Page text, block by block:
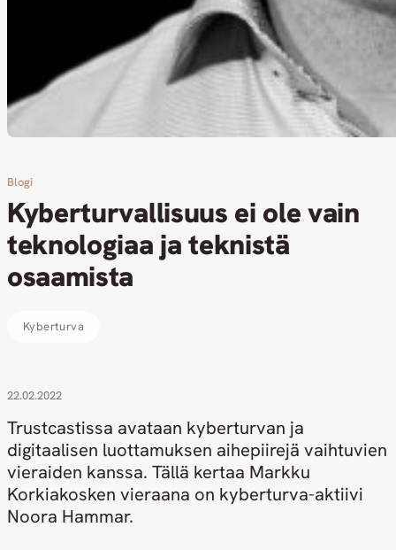
Blogi
Kyberturvallisuus ei ole vain
teknologiaa ja teknistä
osaamista
Kyberturva
22.02.2022
Trustcastissa avataan kyberturvan ja
digitaalisen luottamuksen aihepiirejä vaihtuvien
vieraiden kanssa. Tällä kertaa Markku
Korkiakosken vieraana on kyberturva-aktiivi
Noora Hammar.